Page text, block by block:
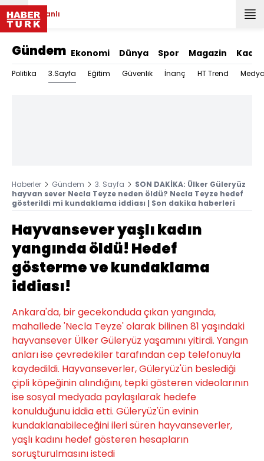
Canlı
Gündem Ekonomi Dünya Spor Magazin Kadın
Politika 3.Sayfa Eğitim Güvenlik İnanç HT Trend
Haberler Gündem 3. Sayfa
SON DAKİKA: Ülker Güleryüz
hayvan sever Necla Teyze neden öldü? Necla Teyze hedef
gösterildi mi kundaklama iddiası | Son dakika haberleri
Hayvansever yaşlı kadın
yangında öldü! Hedef
gösterme ve kundaklama
iddiası!
Ankara'da, bir gecekonduda çıkan yangında,
mahallede 'Necla Teyze' olarak bilinen 81 yaşındaki
hayvansever Ülker Güleryüz yaşamını yitirdi. Yangın
anları ise çevredekiler tarafından cep telefonuyla
kaydedildi. Hayvanseverler, Güleryüz'ün beslediği
çipli köpeğinin alındığını, tepki gösteren videolarının
ise sosyal medyada paylaşılarak hedefe
konulduğunu iddia etti. Güleryüz'ün evinin
kundaklanabileceğini ileri süren hayvanseverler,
yaşlı kadını hedef gösteren hesapların
soruşturulmasını istedi